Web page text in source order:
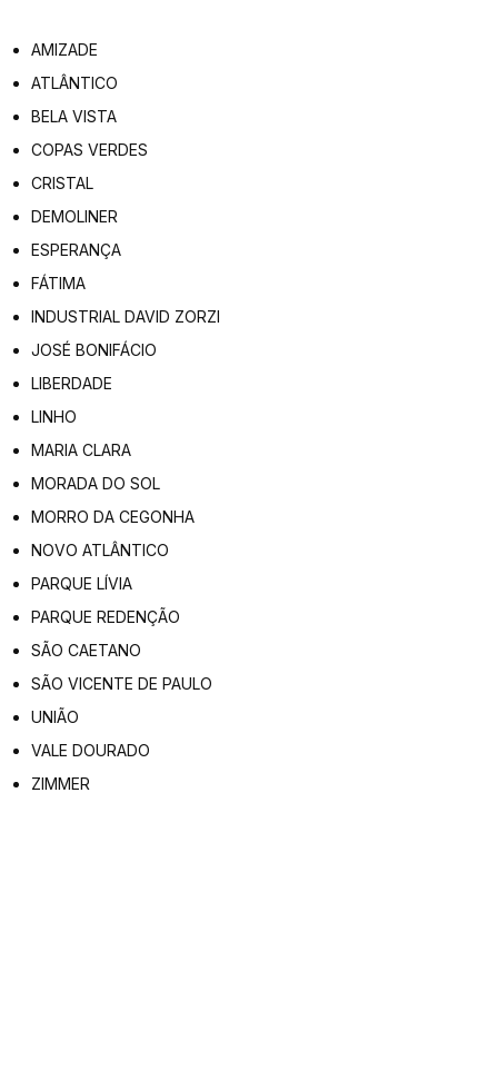
AMIZADE
ATLÂNTICO
BELA VISTA
COPAS VERDES
CRISTAL
DEMOLINER
ESPERANÇA
FÁTIMA
INDUSTRIAL DAVID ZORZI
JOSÉ BONIFÁCIO
LIBERDADE
LINHO
MARIA CLARA
MORADA DO SOL
MORRO DA CEGONHA
NOVO ATLÂNTICO
PARQUE LÍVIA
PARQUE REDENÇÃO
SÃO CAETANO
SÃO VICENTE DE PAULO
UNIÃO
VALE DOURADO
ZIMMER